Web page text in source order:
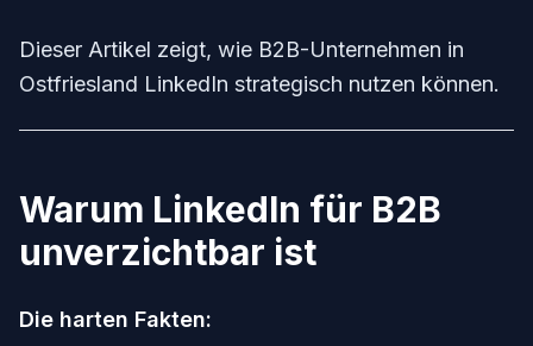
Dieser Artikel zeigt, wie B2B-Unternehmen in
Ostfriesland LinkedIn strategisch nutzen können.
Warum LinkedIn für B2B
unverzichtbar ist
Die harten Fakten: